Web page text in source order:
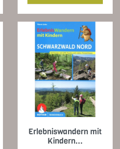
Erlebniswandern mit
Kindern...